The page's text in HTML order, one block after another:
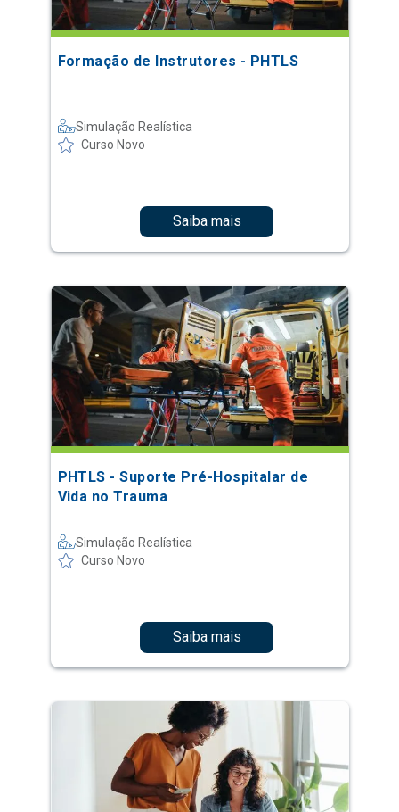
Formação de Instrutores - PHTLS
Simulação Realística
Curso Novo
Saiba mais
PHTLS - Suporte Pré-Hospitalar de
Vida no Trauma
Simulação Realística
Curso Novo
Saiba mais